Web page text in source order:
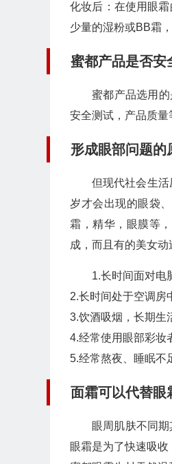
化妆后：在使用眼
少量的湿粉或BB霜
蜜都产品是否安
蜜都产品选用
安全测试，产品质量
形成眼部问题的
但现代社会生
岁才会出现的眼袋
霜，精华，眼膜等
成，而且有的美女
1.长时间面对电
2.长时间处于空调房
3.饮酒吸烟，长期生
4.经常使用眼部彩妆
5.经常熬夜、睡眠不
面霜可以代替眼
眼周肌肤不同
眼霜是为了快速吸